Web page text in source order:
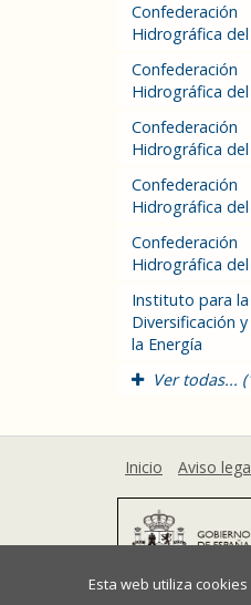
Confederación
Hidrográfica del
Confederación
Hidrográfica del
Confederación
Hidrográfica del
Confederación
Hidrográfica del
Confederación
Hidrográfica
Instituto para la
Diversificación
la Energía
Ver todas...
Inicio Aviso
Esta web utiliza